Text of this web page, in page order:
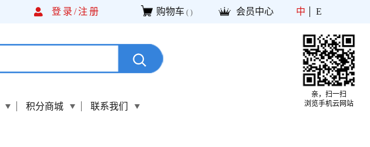
登录/注册 购物车 ( ) 会员中心 中 E
积分商城 联系我们
亲，扫一扫
浏览手机云网站